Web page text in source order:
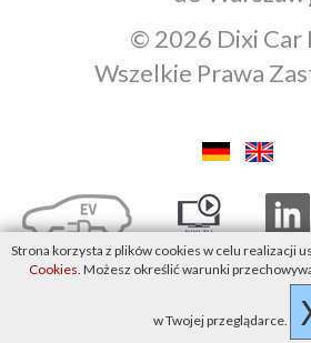
© 2026 Dixi Car
Wszelkie Prawa
Strona korzysta z plików cookies w celu realizacji
Cookies. Możesz określić warunki
w Twojej przeglądarce.